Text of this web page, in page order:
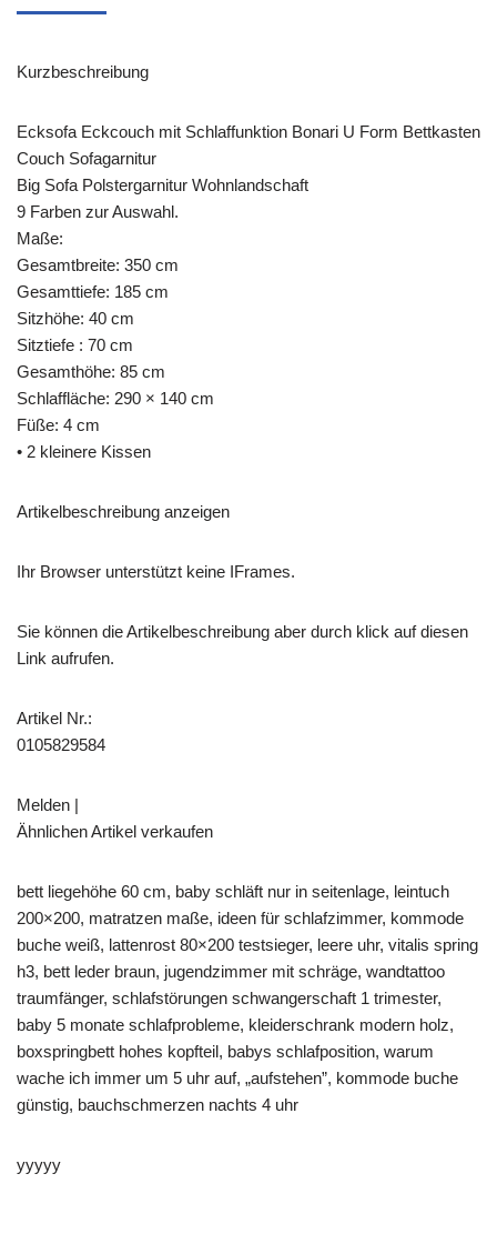
Kurzbeschreibung
Ecksofa Eckcouch mit Schlaffunktion Bonari U Form Bettkasten
Couch Sofagarnitur
Big Sofa Polstergarnitur Wohnlandschaft
9 Farben zur Auswahl.
Maße:
Gesamtbreite: 350 cm
Gesamttiefe: 185 cm
Sitzhöhe: 40 cm
Sitztiefe : 70 cm
Gesamthöhe: 85 cm
Schlaffläche: 290 × 140 cm
Füße: 4 cm
• 2 kleinere Kissen
Artikelbeschreibung anzeigen
Ihr Browser unterstützt keine IFrames.
Sie können die Artikelbeschreibung aber durch klick auf diesen
Link aufrufen.
Artikel Nr.:
0105829584
Melden |
Ähnlichen Artikel verkaufen
bett liegehöhe 60 cm, baby schläft nur in seitenlage, leintuch
200×200, matratzen maße, ideen für schlafzimmer, kommode
buche weiß, lattenrost 80×200 testsieger, leere uhr, vitalis spring
h3, bett leder braun, jugendzimmer mit schräge, wandtattoo
traumfänger, schlafstörungen schwangerschaft 1 trimester,
baby 5 monate schlafprobleme, kleiderschrank modern holz,
boxspringbett hohes kopfteil, babys schlafposition, warum
wache ich immer um 5 uhr auf, „aufstehen”, kommode buche
günstig, bauchschmerzen nachts 4 uhr
yyyyy